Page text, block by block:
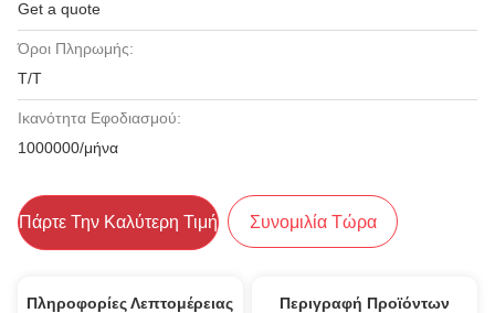
Get a quote
Όροι Πληρωμής:
T/T
Ικανότητα Εφοδιασμού:
1000000/μήνα
Πάρτε Την Καλύτερη Τιμή Συνομιλία Τώρα
Πληροφορίες Λεπτομέρειας Περιγραφή Προϊόντων